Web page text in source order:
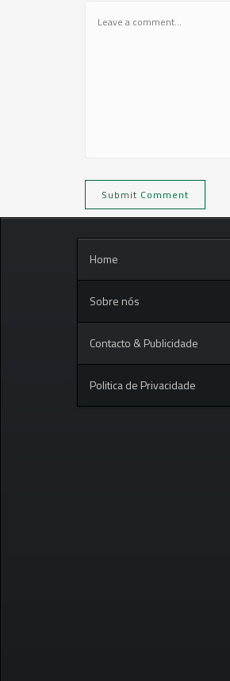
Home
Sobre nós
Contacto & Publicidade
Politica de Privacidade